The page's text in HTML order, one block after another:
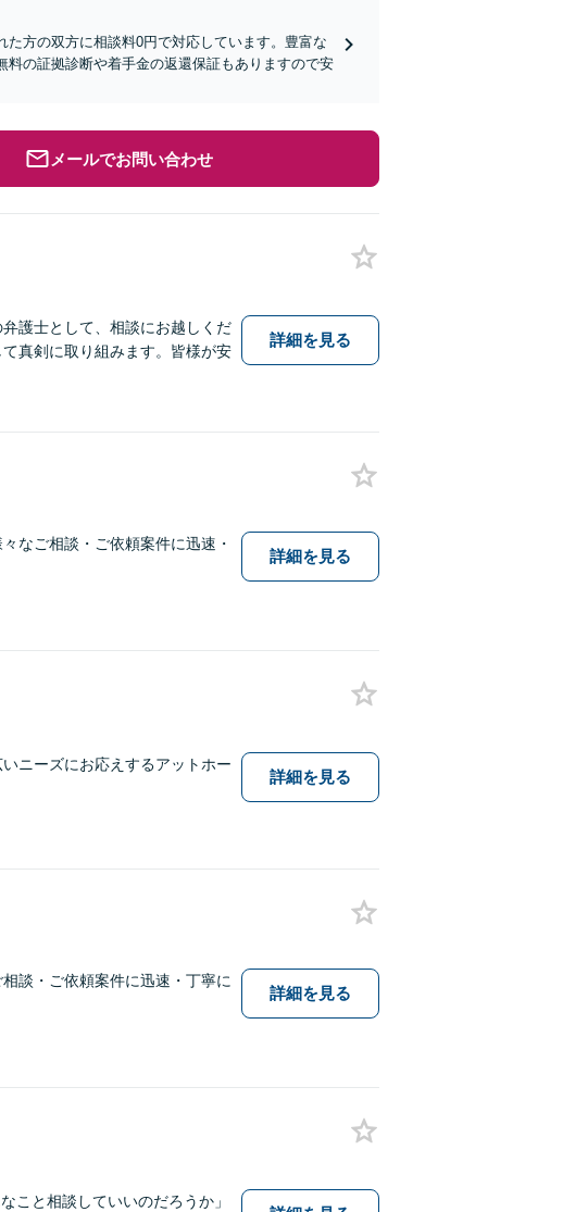
た方の双方に相談料0円で対応しています。豊富な
の証拠診断や着手金の返還保証もありますので安
メールでお問い合わせ
護士として、相談にお越しくだ
真剣に取り組みます。皆様が安
詳細を見る
なご相談・ご依頼案件に迅速・
詳細を見る
ニーズにお応えするアットホー
詳細を見る
談・ご依頼案件に迅速・丁寧に
詳細を見る
こと相談していいのだろうか」